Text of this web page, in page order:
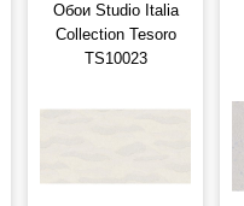
Обои Studio Italia
Collection Tesoro
TS10023